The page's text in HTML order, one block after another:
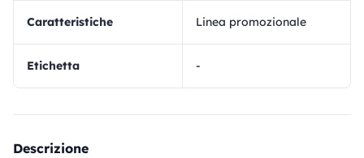
Caratteristiche Linea promozionale
Etichetta -
Descrizione